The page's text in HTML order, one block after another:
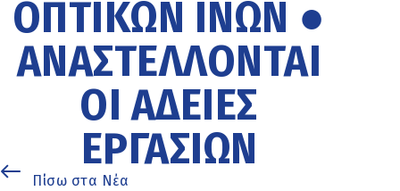
ΟΠΤΙΚΏΝ ΙΝΏΝ ●
ΑΝΑΣΤΈΛΛΟΝΤΑΙ
ΟΙ ΆΔΕΙΕΣ
ΕΡΓΑΣΙΏΝ
Πίσω στα Νέα